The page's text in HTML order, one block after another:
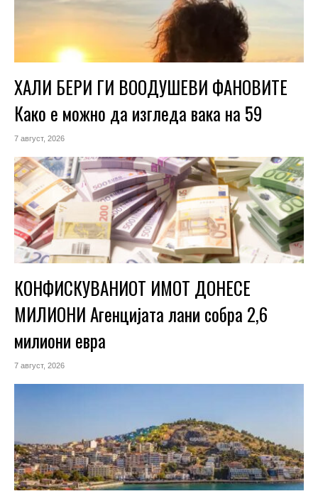
ХАЛИ БЕРИ ГИ ВООДУШЕВИ ФАНОВИТЕ
Како е можно да изгледа вака на 59
7 август, 2026
КОНФИСКУВАНИОТ ИМОТ ДОНЕСЕ
МИЛИОНИ Агенцијата лани собра 2,6
милиони евра
7 август, 2026